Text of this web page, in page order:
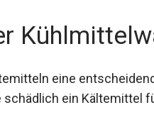
eine
ein Kältemittel